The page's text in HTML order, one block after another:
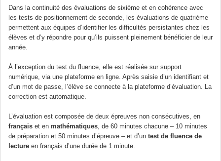
Dans la continuité des évaluations de sixième et en cohérence avec
les tests de positionnement de seconde, les évaluations de quatrième
permettent aux équipes d’identifier les difficultés persistantes chez les
élèves et d’y répondre pour qu’ils puissent pleinement bénéficier de leur
année.
À l’exception du test du fluence, elle est réalisée sur support
numérique, via une plateforme en ligne. Après saisie d’un identifiant et
d’un mot de passe, l’élève se connecte à la plateforme d’évaluation. La
correction est automatique.
L’évaluation est composée de deux épreuves non consécutives, en
français et en mathématiques , de 60 minutes chacune – 10 minutes
de préparation et 50 minutes d’épreuve – et d’un test de fluence de
lecture en français d’une durée de 1 minute.